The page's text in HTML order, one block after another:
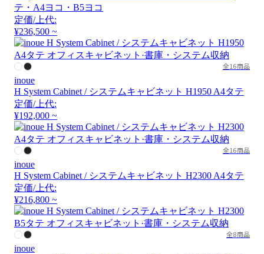
テ・A4ヨコ・B5ヨコ
定価/上代:
¥236,500 ~
全16商品
inoue
H System Cabinet / システムキャビネット H1950 A4タテ
定価/上代:
¥192,000 ~
全16商品
inoue
H System Cabinet / システムキャビネット H2300 A4タテ
定価/上代:
¥216,800 ~
全8商品
inoue